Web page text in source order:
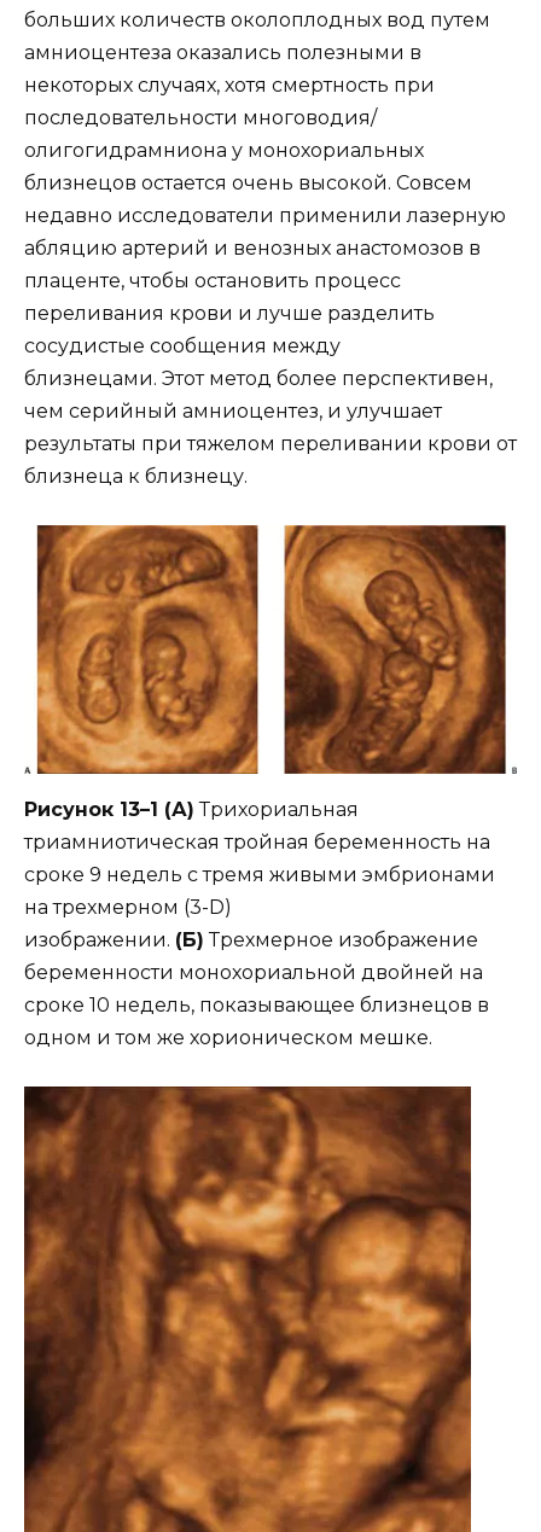
больших количеств околоплодных вод путем
амниоцентеза оказались полезными в
некоторых случаях, хотя смертность при
последовательности многоводия/
олигогидрамниона у монохориальных
близнецов остается очень высокой. Совсем
недавно исследователи применили лазерную
абляцию артерий и венозных анастомозов в
плаценте, чтобы остановить процесс
переливания крови и лучше разделить
сосудистые сообщения между
близнецами. Этот метод более перспективен,
чем серийный амниоцентез, и улучшает
результаты при тяжелом переливании крови от
близнеца к близнецу.
Рисунок 13–1 (А) Трихориальная
триамниотическая тройная беременность на
сроке 9 недель с тремя живыми эмбрионами
на трехмерном (3-D)
изображении. (Б) Трехмерное изображение
беременности монохориальной двойней на
сроке 10 недель, показывающее близнецов в
одном и том же хорионическом мешке.